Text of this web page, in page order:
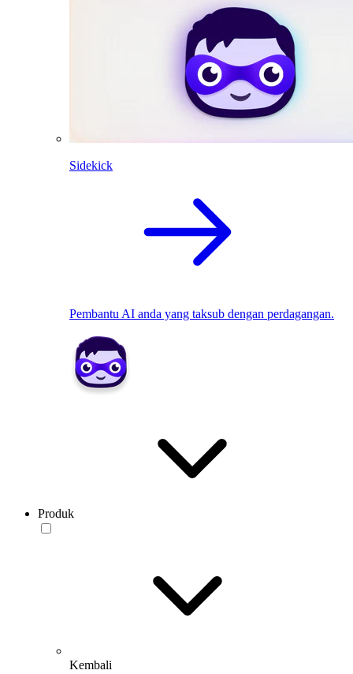
Sidekick
Pembantu AI anda yang taksub dengan perdagangan.
Produk
Kembali